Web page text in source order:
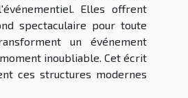
Elles offrent
spectaculaire pour toute
un événement
inoubliable. Cet écrit
ces structures modernes